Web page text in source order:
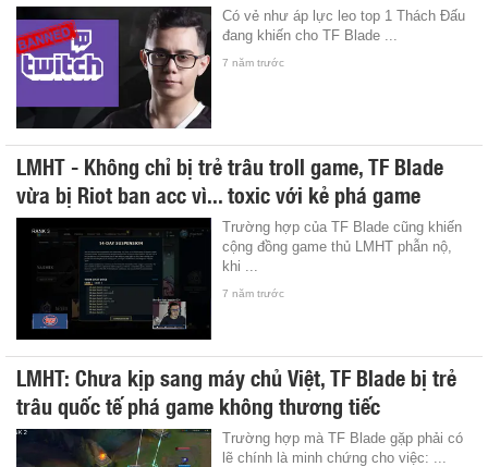
Có vẻ như áp lực leo top 1 Thách Đấu
đang khiến cho TF Blade ...
7 năm trước
LMHT - Không chỉ bị trẻ trâu troll game, TF Blade
vừa bị Riot ban acc vì... toxic với kẻ phá game
Trường hợp của TF Blade cũng khiến
cộng đồng game thủ LMHT phẫn nộ,
khi ...
7 năm trước
LMHT: Chưa kịp sang máy chủ Việt, TF Blade bị trẻ
trâu quốc tế phá game không thương tiếc
Trường hợp mà TF Blade gặp phải có
lẽ chính là minh chứng cho việc: ...